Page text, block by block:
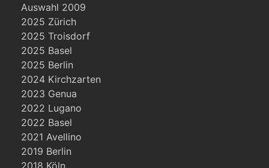
Auswahl 2009
2025 Zürich
2025 Troisdorf
2025 Basel
2025 Berlin
2024 Kirchzarten
2023 Genua
2022 Lugano
2022 Basel
2021 Avellino
2019 Berlin